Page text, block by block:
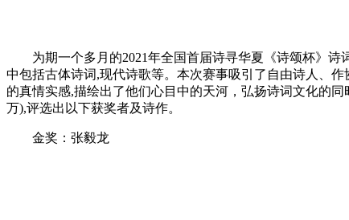
为期一个多月的2021年全国首届诗寻华夏《诗颂杯》诗
中包括古体诗词,现代诗歌等。本次赛事吸引了自由诗人、
的真情实感,描绘出了他们心目中的天河，弘扬诗词文化的
万),评选出以下获奖者及诗作。
金奖：张毅龙